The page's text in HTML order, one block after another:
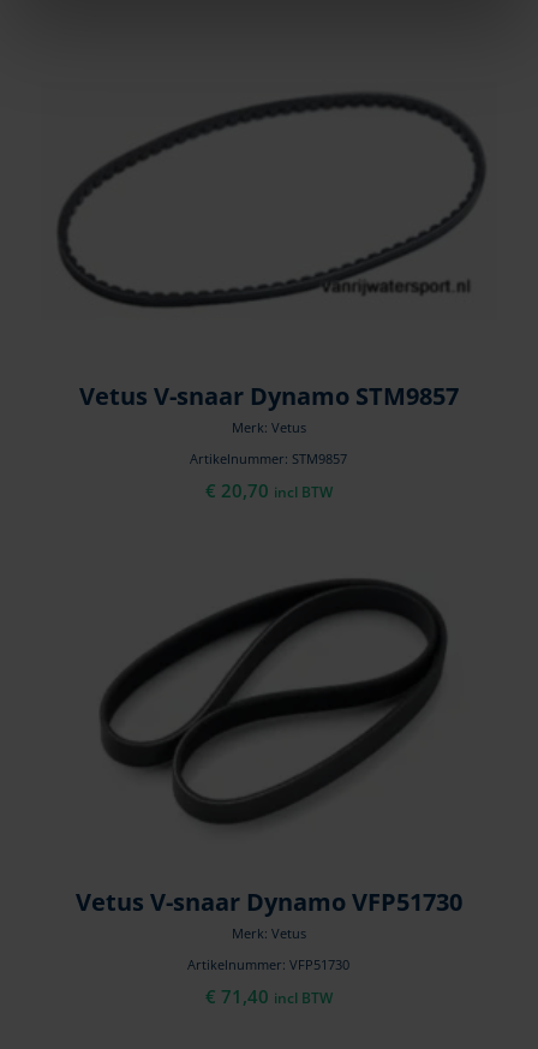
Vetus V-snaar Dynamo STM9857
Merk: Vetus
Artikelnummer: STM9857
€ 20,70 incl BTW
Vetus V-snaar Dynamo VFP51730
Merk: Vetus
Artikelnummer: VFP51730
€ 71,40 incl BTW